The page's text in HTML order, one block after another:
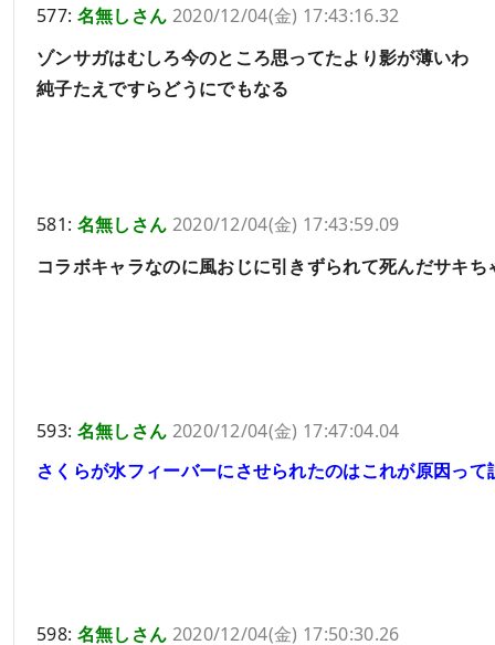
577: 名無しさん 2020/12/04(金) 17:43:16.32
ゾンサガはむしろ今のところ思ってたより影が薄いわ
純子たえですらどうにでもなる
581: 名無しさん 2020/12/04(金) 17:43:59.09
コラボキャラなのに風おじに引きずられて死んだサキち
593: 名無しさん 2020/12/04(金) 17:47:04.04
さくらが水フィーバーにさせられたのはこれが原因って
598: 名無しさん 2020/12/04(金) 17:50:30.26